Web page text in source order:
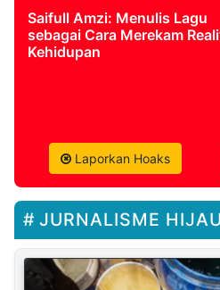
Saifull Amzi: Menulis Lagu
sebagai Cara Merekam
Kehidupan
Laporkan Hoaks
JURNALISME HIJAU